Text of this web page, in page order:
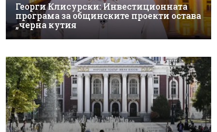
Георги Клисурски: Инвестиционната
програма за общинските проекти остава
„черна кутия